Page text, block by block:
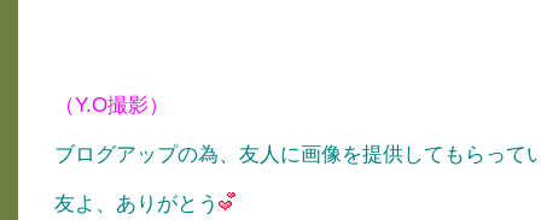
（Y.O撮影）
ブログアップの為、友人に画像を提供してもらって
友よ、ありがとう